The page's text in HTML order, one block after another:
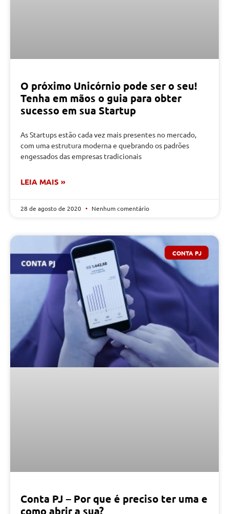
O próximo Unicórnio pode ser o seu!
Tenha em mãos o guia para obter
sucesso em sua Startup
As Startups estão cada vez mais presentes no mercado,
com uma estrutura moderna e quebrando os padrões
engessados das empresas tradicionais
LEIA MAIS »
28 de agosto de 2020 Nenhum comentário
CONTA PJ
Conta PJ – Por que é preciso ter uma e
como abrir a sua?